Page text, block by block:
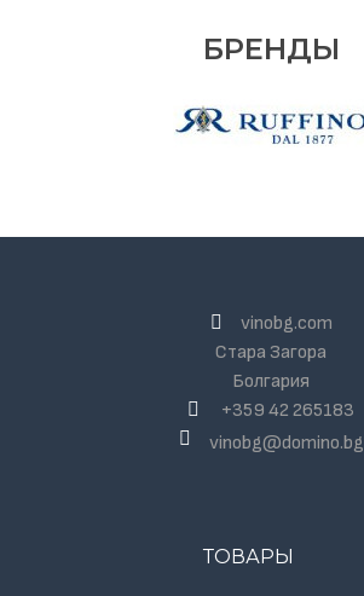
БРЕНДЫ
vinobg.com
Стара Загора
Болгария
+359 42 265183
vinobg@domino.bg
ТОВАРЫ